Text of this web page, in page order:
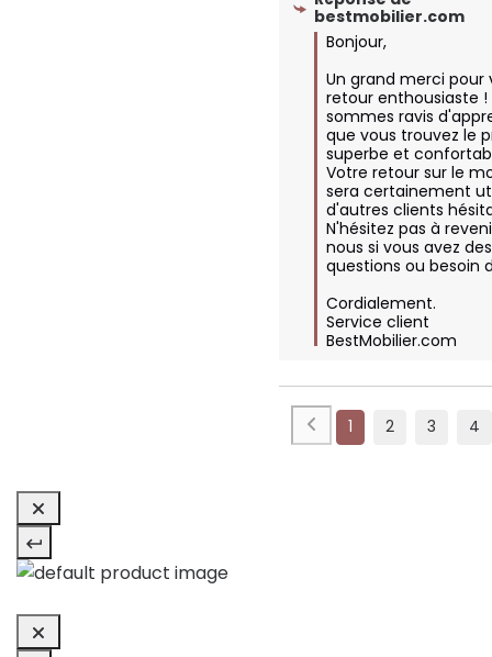
bestmobilier.com
Bonjour,
Un grand merci pour
retour enthousiaste !
sommes ravis
que vous trouvez le
superbe et
Votre retour sur le
sera certainement
d'autres clients
N'hésitez pas à
nous si vous avez des
questions ou besoin
Cordialement.
Service client
BestMobilier.com
1 2 3 4